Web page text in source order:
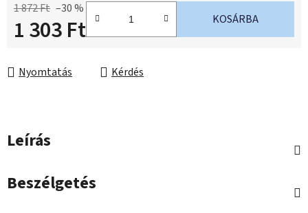
1 872 Ft –30 %
1 303 Ft KOSÁRBA
Nyomtatás Kérdés
Leírás
Beszélgetés